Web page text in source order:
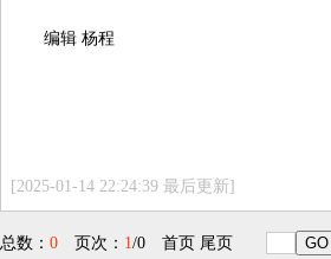
编辑 杨程
[2025-01-14 22:24:39 最后更新]
总数： 0 页次： 1/0 首页 尾页